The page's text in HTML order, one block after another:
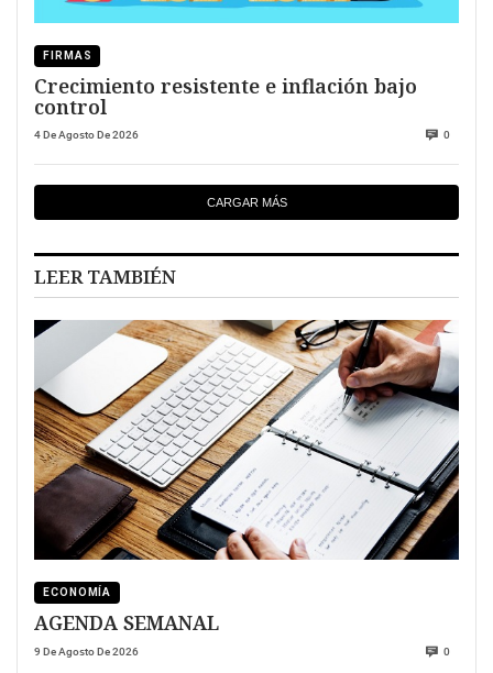
FIRMAS
Crecimiento resistente e inflación bajo
control
4 De Agosto De 2026 0
CARGAR MÁS
LEER TAMBIÉN
ECONOMÍA
AGENDA SEMANAL
9 De Agosto De 2026 0